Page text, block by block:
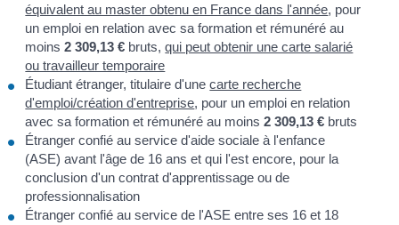
équivalent au master obtenu en France dans l'année, pour
un emploi en relation avec sa formation et rémunéré au
moins2 309,13 € bruts,qui peut obtenir une carte salarié
ou travailleur temporaire
Étudiant étranger, titulaire d'unecarte recherche
d'emploi/création d'entreprise, pour un emploi en relation
avec sa formation et rémunéré au moins2 309,13 € bruts
Étranger confié au service d'aide sociale à l'enfance
(ASE) avant l'âge de 16 ans et qui l'est encore, pour la
conclusion d'un contrat d'apprentissage ou de
professionnalisation
Étranger confié au service de l'ASE entre ses 16 et 18